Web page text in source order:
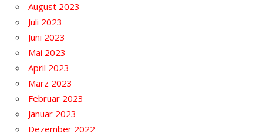
August 2023
Juli 2023
Juni 2023
Mai 2023
April 2023
März 2023
Februar 2023
Januar 2023
Dezember 2022